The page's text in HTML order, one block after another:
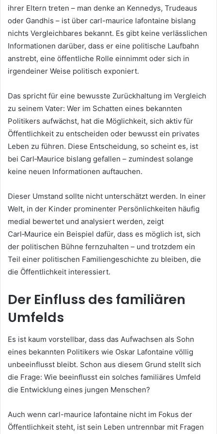
ihrer Eltern treten – man denke an Kennedys, Trudeaus
oder Gandhis – ist über carl-maurice lafontaine bislang
nichts Vergleichbares bekannt. Es gibt keine verlässlichen
Informationen darüber, dass er eine politische Laufbahn
anstrebt, eine öffentliche Rolle einnimmt oder sich in
irgendeiner Weise politisch exponiert.
Das spricht für eine bewusste Zurückhaltung im Vergleich
zu seinem Vater: Wer im Schatten eines bekannten
Politikers aufwächst, hat die Möglichkeit, sich aktiv für
Öffentlichkeit zu entscheiden oder bewusst ein privates
Leben zu führen. Diese Entscheidung, so scheint es, ist
bei Carl‑Maurice bislang gefallen – zumindest solange
keine neuen Informationen auftauchen.
Dieser Umstand sollte nicht unterschätzt werden. In einer
Welt, in der Kinder prominenter Persönlichkeiten häufig
medial bewertet und analysiert werden, zeigt
Carl‑Maurice ein Beispiel dafür, dass es möglich ist, sich
der politischen Bühne fernzuhalten – und trotzdem ein
Teil einer politischen Familiengeschichte zu bleiben, die
die Öffentlichkeit interessiert.
Der Einfluss des familiären
Umfelds
Es ist kaum vorstellbar, dass das Aufwachsen als Sohn
eines bekannten Politikers wie Oskar Lafontaine völlig
unbeeinflusst bleibt. Schon aus diesem Grund stellt sich
die Frage: Wie beeinflusst ein solches familiäres Umfeld
die Entwicklung eines jungen Menschen?
Auch wenn carl-maurice lafontaine nicht im Fokus der
Öffentlichkeit steht, ist sein Leben untrennbar mit Fragen